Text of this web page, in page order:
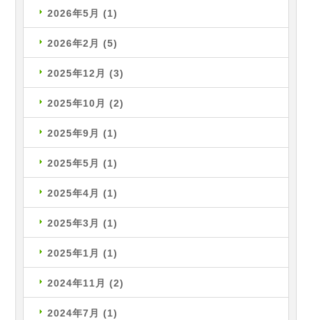
2026年5月 (1)
2026年2月 (5)
2025年12月 (3)
2025年10月 (2)
2025年9月 (1)
2025年5月 (1)
2025年4月 (1)
2025年3月 (1)
2025年1月 (1)
2024年11月 (2)
2024年7月 (1)